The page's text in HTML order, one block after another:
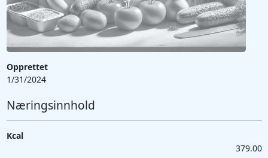
Opprettet
1/31/2024
Næringsinnhold
Kcal
379.00